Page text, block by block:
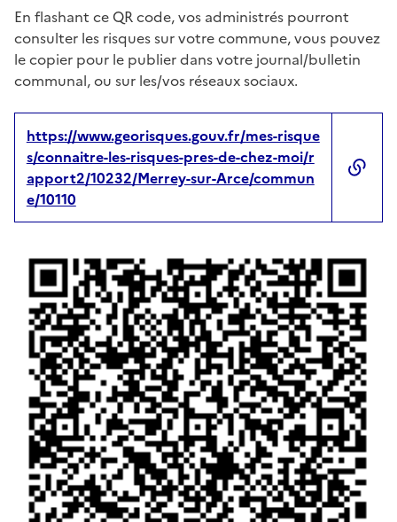
En flashant ce QR code, vos administrés pourront
consulter les risques sur votre commune, vous pouvez
le copier pour le publier dans votre journal/bulletin
communal, ou sur les/vos réseaux sociaux.
https://www.georisques.gouv.fr/mes-risque
s/connaitre-les-risques-pres-de-chez-moi/r
apport2/10232/Merrey-sur-Arce/commun
e/10110